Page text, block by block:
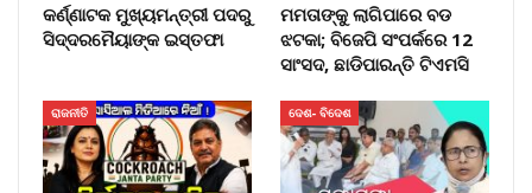
କର୍ଣ୍ଣାଟକ ମୁଖ୍ୟମନ୍ତ୍ରୀ ପଦରୁ
ସିଦ୍ଦରମୈୟାଙ୍କ ଇସ୍ତଫା
ମମତାଙ୍କୁ ଲାଗିପାରେ ବଡ
ଝଟକା; ବିଜେପି ସଂପର୍କରେ 12
ସାଂସଦ, ଛାଡିପାରନ୍ତି ଟିଏମସି
ରାଜନୀତି ଦେଶ- ବିଦେଶ